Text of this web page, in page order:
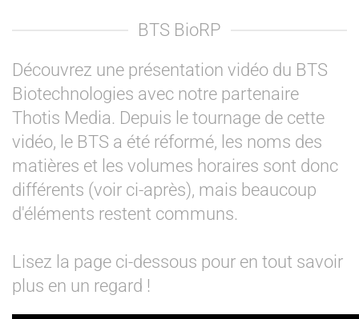
BTS BioRP
Découvrez une présentation vidéo du BTS
Biotechnologies avec notre partenaire
Thotis Media. Depuis le tournage de cette
vidéo, le BTS a été réformé, les noms des
matières et les volumes horaires sont donc
différents (voir ci-après), mais beaucoup
d'éléments restent communs.
Lisez la page ci-dessous pour en tout savoir
plus en un regard !